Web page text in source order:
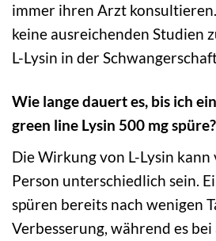
immer ihren Arzt
keine ausreichenden Studien
L-Lysin in der
Wie lange dauert es, bis ich
green line Lysin 500 mg spüre?
Die Wirkung von L-Lysin kann
Person unterschiedlich sein.
spüren bereits nach wenigen
Verbesserung, während es